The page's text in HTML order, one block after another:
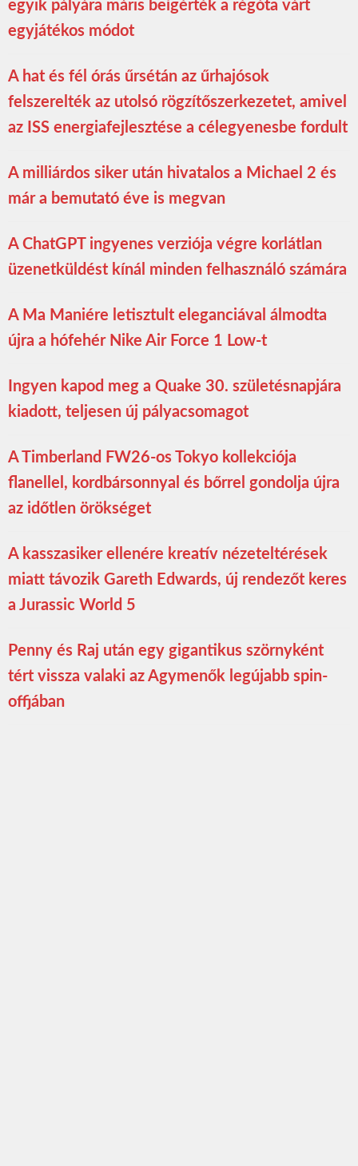
egyik pályára máris beígérték a régóta várt
egyjátékos módot
A hat és fél órás űrsétán az űrhajósok
felszerelték az utolsó rögzítőszerkezetet, amivel
az ISS energiafejlesztése a célegyenesbe fordult
A milliárdos siker után hivatalos a Michael 2 és
már a bemutató éve is megvan
A ChatGPT ingyenes verziója végre korlátlan
üzenetküldést kínál minden felhasználó számára
A Ma Maniére letisztult eleganciával álmodta
újra a hófehér Nike Air Force 1 Low-t
Ingyen kapod meg a Quake 30. születésnapjára
kiadott, teljesen új pályacsomagot
A Timberland FW26-os Tokyo kollekciója
flanellel, kordbársonnyal és bőrrel gondolja újra
az időtlen örökséget
A kasszasiker ellenére kreatív nézeteltérések
miatt távozik Gareth Edwards, új rendezőt keres
a Jurassic World 5
Penny és Raj után egy gigantikus szörnyként
tért vissza valaki az Agymenők legújabb spin-
offjában